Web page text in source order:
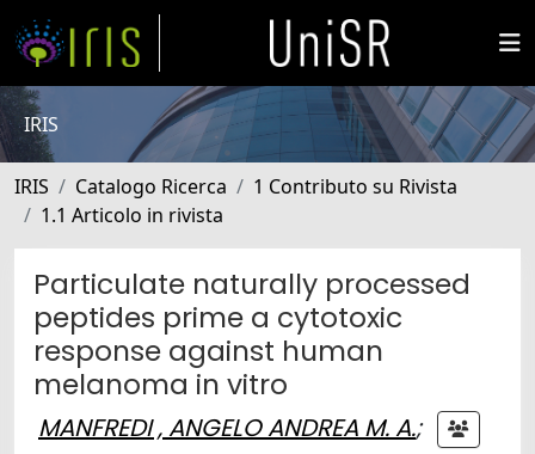
IRIS
IRIS Catalogo Ricerca
1 Contributo su Rivista
1.1 Articolo in rivista
Particulate naturally processed
peptides prime a cytotoxic
response against human
melanoma in vitro
MANFREDI , ANGELO ANDREA M. A.;